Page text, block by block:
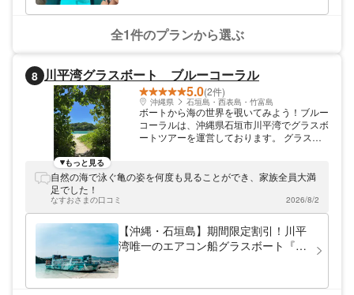
ス★手ぶら＆普段着OK【石垣島】
全1件のプランから選ぶ
8 川平湾グラスボート ブルーコーラル
5.0(2件)
沖縄県 石垣島・西表島・竹富島
ボートから海の世界を覗いてみよう！ブルー
コーラルは、沖縄県石垣市川平湾でグラスボ
ートツアーを運営しております。 グラスボ
しみ頂けます。 小さなお子様からご年配の
島の海中を見てみたいけど海に入るのはちょ
っと、、、という方に満足頂ける体験となっ
ております。 明るく元気な受付スタッフ、
若くて敏腕な船長がいるブルーコーラル。
全てのスタッフが皆様のご乗船を心よりお待
もっと見る
自然の海で泳ぐ亀の姿を何度も見ることができ、家族全員大満
足でした！
なすおさまの口コミ 2026/8/2
【沖縄・石垣島】期間限定割引！川平
湾唯一のエアコン船グラスボート『ム